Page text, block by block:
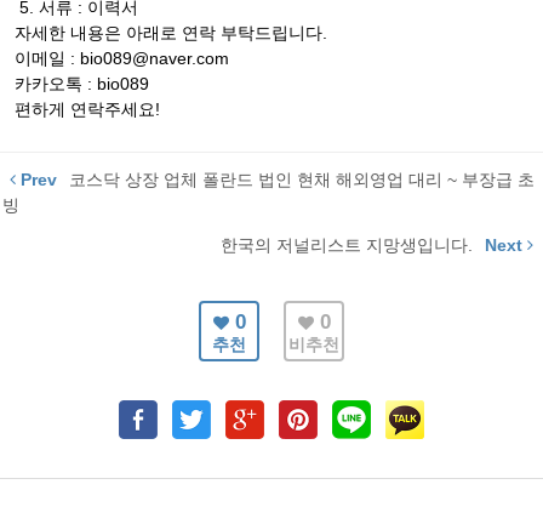
5. 서류 : 이력서
자세한 내용은 아래로 연락 부탁드립니다.
이메일 : bio089@naver.com
카카오톡 : bio089
편하게 연락주세요!
Prev
코스닥 상장 업체 폴란드 법인 현채 해외영업 대리 ~ 부장급 초
빙
한국의 저널리스트 지망생입니다. Next
0
추천
0
비추천